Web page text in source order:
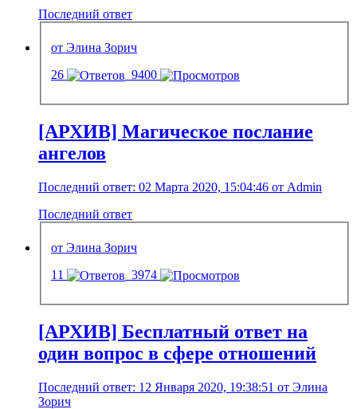
Последний ответ
от Элина Зорич
26
9400
[АРХИВ] Магическое послание
ангелов
Последний ответ: 02 Марта 2020, 15:04:46 от Admin
Последний ответ
от Элина Зорич
11
3974
[АРХИВ] Бесплатный ответ на
один вопрос в сфере отношений
Последний ответ: 12 Января 2020, 19:38:51 от Элина
Зорич